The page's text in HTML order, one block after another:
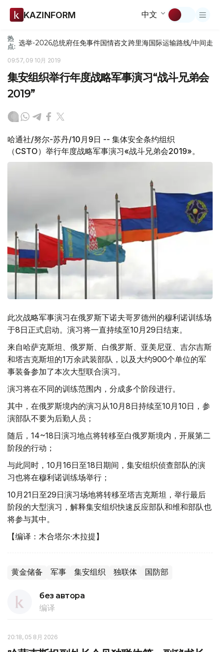
KAZINFORM 中文
热
点: 选举-2026总统府任免事件国情咨文跨里海国际运输路线/中间走廊
09:57, 09 10月 2019
集安组织举行年度战略军事演习“战斗兄弟会
2019”
哈通社/努尔-苏丹/10月9日 -- 集体安全条约组织
（CSTO）举行年度战略军事演习«战斗兄弟会2019»。
此次战略军事演习在俄罗斯下诺夫哥罗德州的穆利诺训练场
于8日正式启动。演习将一直持续至10月29日结束。
来自哈萨克斯坦、俄罗斯、白俄罗斯、亚美尼亚、吉尔吉斯
和塔吉克斯坦的1万余武装部队，以及大约900个单位的军
事装备参加了本次大型联合演习。
演习将在不同的训练范围内，分成多个阶段进行。
其中，在俄罗斯境内的演习从10月8日持续至10月10日，参
演部队不要为后勤人员；
随后，14~18日演习地点将转移至白俄罗斯境内，开展第二
阶段的行动；
与此同时，10月16日至18日期间，集安组织侦查部队的演
习也将在穆利诺训练场举行；
10月21日至29日演习场地将转移至塔吉克斯坦，举行最后
阶段的大型演习，解释集安组织快速反应部队和维和部队也
将参与其中。
【编译：木合塔尔·木拉提】
黄金储备 军事 集安组织 独联体 国防部
без автора
编译
20:18, 05 8月 2026